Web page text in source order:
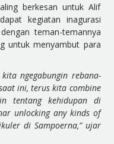
berkesan untuk Alif
kegiatan inagurasi
teman-temannya
untuk menyambut para
ngegabungin rebana-
ini, terus kita combine
tentang kehidupan di
unlocking any kinds of
di Sampoerna,” ujar